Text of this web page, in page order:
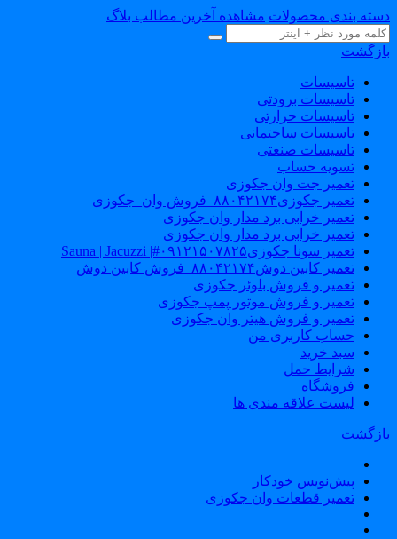
بندی محصولات مشاهده آخرین مطالب بلاگ
تاسیسات
تاسیسات برودتی
تاسیسات حرارتی
تاسیسات ساختمانی
تاسیسات صنعتی
تسویه حساب
تعمیر جت وان جکوزی
تعمیر جکوزی۸۸۰۴۲۱۷۴_فروش وان_جکوزی
تعمیر خرابی برد مدار وان جکوزی
تعمیر خرابی برد مدار وان جکوزی
تعمیر سونا جکوزی۰۹۱۲۱۵۰۷۸۲۵#| Sauna | Jacuzzi
تعمیر کابین دوش۸۸۰۴۲۱۷۴_فروش کابین دوش
تعمیر و فروش بلوئر جکوزی
تعمیر و فروش موتور پمپ جکوزی
تعمیر و فروش هیتر وان جکوزی
حساب کاربری من
سبد خرید
شرایط حمل
فروشگاه
لیست علاقه مندی ها
پیش‌نویس خودکار
تعمیر قطعات وان جکوزی